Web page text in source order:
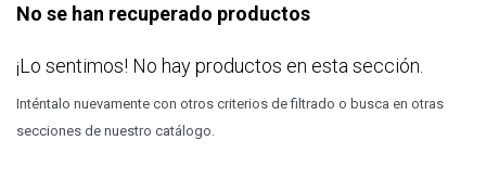
No se han recuperado productos
¡Lo sentimos! No hay productos en esta sección.
Inténtalo nuevamente con otros criterios de filtrado o busca en otras
secciones de nuestro catálogo.